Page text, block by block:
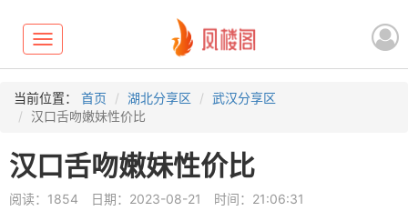
Toggle
navigation
当前位置： 首页 湖北分享区
武汉分享区
汉口舌吻嫩妹性价比
汉口舌吻嫩妹性价比
阅读：1854 日期：2023-08-21 时间：21:06:31